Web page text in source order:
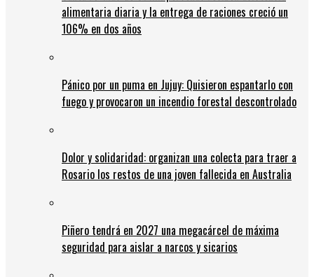
alimentaria diaria y la entrega de raciones creció un
106% en dos años
Pánico por un puma en Jujuy: Quisieron espantarlo con
fuego y provocaron un incendio forestal descontrolado
Dolor y solidaridad: organizan una colecta para traer a
Rosario los restos de una joven fallecida en Australia
Piñero tendrá en 2027 una megacárcel de máxima
seguridad para aislar a narcos y sicarios